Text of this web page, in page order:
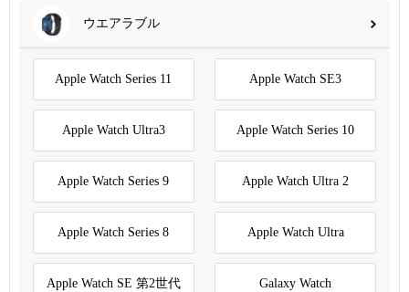
ウエアラブル
Apple Watch Series 11 Apple Watch SE3
Apple Watch Ultra3 Apple Watch Series 10
Apple Watch Series 9 Apple Watch Ultra 2
Apple Watch Series 8 Apple Watch Ultra
Apple Watch SE 第2世代 Galaxy Watch